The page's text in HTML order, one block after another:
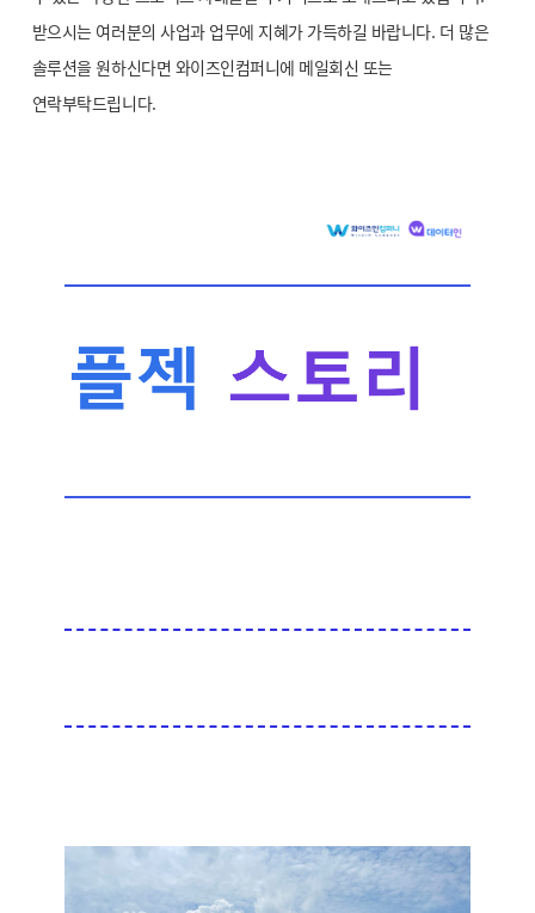
받으시는 여러분의 사업과 업무에 지혜가 가득하길 바랍니다. 더 많은
솔루션을 원하신다면 와이즈인컴퍼니에 메일회신 또는
연락부탁드립니다.